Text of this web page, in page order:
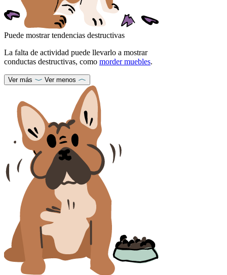
Puede mostrar tendencias destructivas
La falta de actividad puede llevarlo a mostrar
conductas destructivas, como morder muebles.
Ver más Ver menos